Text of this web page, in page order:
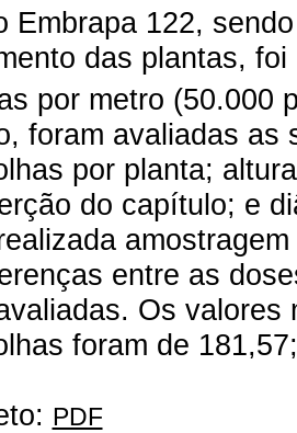
Embrapa 122,
das plantas,
por metro (50.000
foram avaliadas
por planta;
do capítulo; e
entre as
Os
foram de
PDF